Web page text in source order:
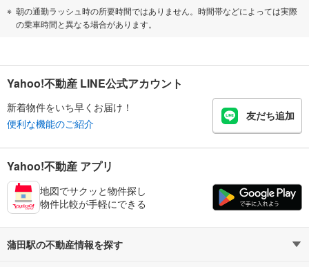
朝の通勤ラッシュ時の所要時間ではありません。時間帯などによっては実際
の乗車時間と異なる場合があります。
Yahoo!不動産 LINE公式アカウント
新着物件をいち早くお届け！
便利な機能のご紹介
友だち追加
Yahoo!不動産 アプリ
地図でサクッと物件探し
物件比較が手軽にできる
蒲田駅の不動産情報を探す